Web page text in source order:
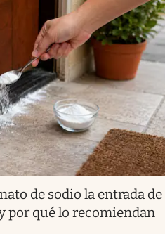
de sodio la entrada de
por qué lo recomiendan